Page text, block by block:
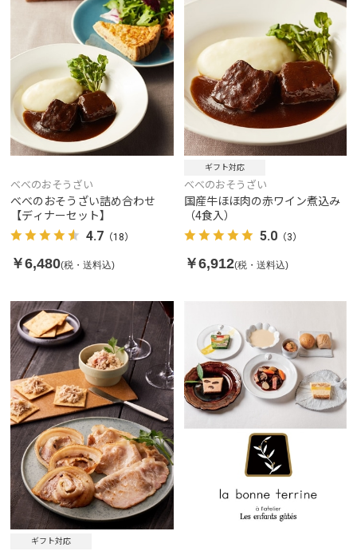
べべのおそうざい
べべのおそうざい詰め合わせ
【ディナーセット】
4.7 （18）
￥6,480(税・送料込)
ギフト対応
べべのおそうざい
国産牛ほほ肉の赤ワイン煮込み
（4食入）
5.0（3）
￥6,912(税・送料込)
ギフト対応